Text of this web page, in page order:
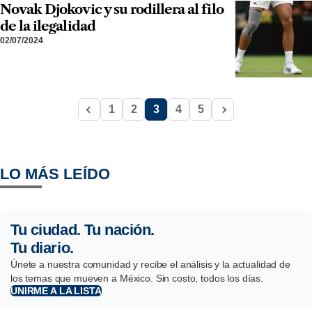
Novak Djokovic y su rodillera al filo
de la ilegalidad
02/07/2024
1 2 3 4 5
LO MÁS LEÍDO
Tu ciudad. Tu nación.
Tu diario.
Únete a nuestra comunidad y recibe el análisis y la actualidad de
los temas que mueven a México. Sin costo, todos los días.
UNIRME A LA LISTA